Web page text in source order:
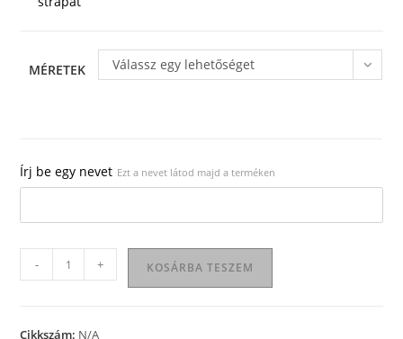
MÉRETEK Válassz egy lehetőséget
Írj be egy nevet Ezt a nevet látod majd a terméken
póló
mennyiség
- + KOSÁRBA TESZEM
Cikkszám: N/A